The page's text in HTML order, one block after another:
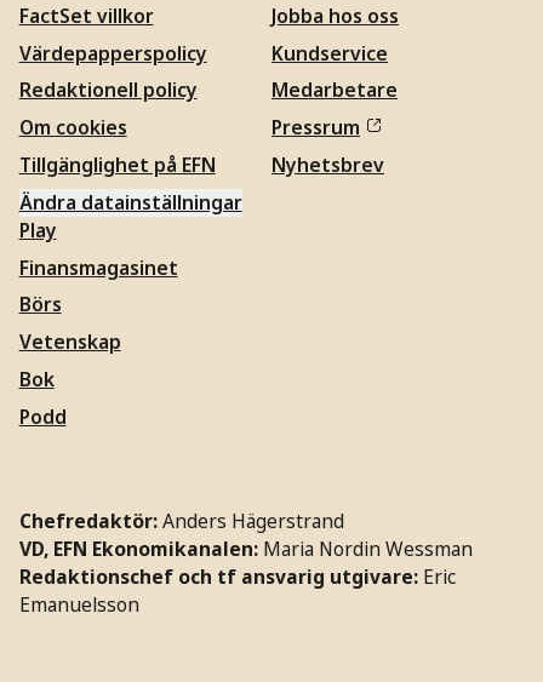
FactSet villkor
Värdepapperspolicy
Redaktionell policy
Om cookies
Tillgänglighet på EFN
Ändra datainställningar
Jobba hos oss
Kundservice
Medarbetare
Pressrum
Nyhetsbrev
Play
Finansmagasinet
Börs
Vetenskap
Bok
Podd
Chefredaktör:Anders Hägerstrand
VD, EFN Ekonomikanalen: Maria Nordin Wessman
Redaktionschef och tf ansvarig utgivare: Eric
Emanuelsson